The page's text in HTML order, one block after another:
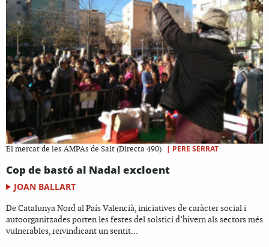
El mercat de les AMPAs de Salt (Directa 490) | PERE SERRAT
Cop de bastó al Nadal excloent
JOAN BALLART
De Catalunya Nord al País Valencià, iniciatives de caràcter social i
autoorganitzades porten les festes del solstici d’hivern als sectors més
vulnerables, reivindicant un sentit...